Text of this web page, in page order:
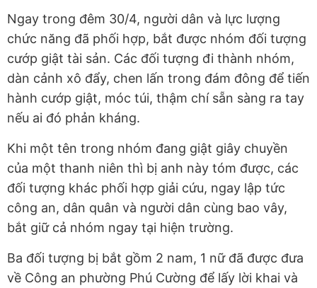
Ngay trong đêm 30/4, người dân và lực lượng
chức năng đã phối hợp, bắt được nhóm đối tượng
cướp giật tài sản. Các đối tượng đi thành nhóm,
dàn cảnh xô đẩy, chen lấn trong đám đông để tiến
hành cướp giật, móc túi, thậm chí sẵn sàng ra tay
nếu ai đó phản kháng.
Khi một tên trong nhóm đang giật giây chuyền
của một thanh niên thì bị anh này tóm được, các
đối tượng khác phối hợp giải cứu, ngay lập tức
công an, dân quân và người dân cùng bao vây,
bắt giữ cả nhóm ngay tại hiện trường.
Ba đối tượng bị bắt gồm 2 nam, 1 nữ đã được đưa
về Công an phường Phú Cường để lấy lời khai và